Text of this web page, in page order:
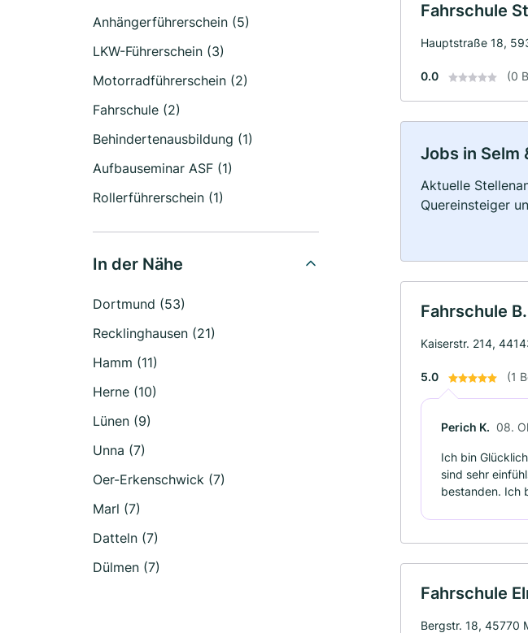
Anhängerführerschein (5)
LKW-Führerschein (3)
Motorradführerschein (2)
Fahrschule (2)
Behindertenausbildung (1)
Aufbauseminar ASF (1)
Rollerführerschein (1)
In der Nähe
Dortmund (53)
Recklinghausen (21)
Hamm (11)
Herne (10)
Lünen (9)
Unna (7)
Oer-Erkenschwick (7)
Marl (7)
Datteln (7)
Dülmen (7)
Fahrschule
Hauptstraße 18,
0.0 (0
Jobs in Selm
Aktuelle
Quereinsteiger
Fahrschule
Kaiserstr. 214,
5.0 (1
Perich K. 08.
Ich bin
sind sehr
bestanden. Ich
Fahrschule
Bergstr. 18, 45770